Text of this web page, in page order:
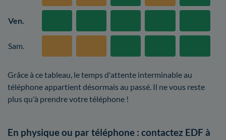
Ven.
Sam.
Grâce à ce tableau, le temps d'attente interminable au
téléphone appartient désormais au passé. Il ne vous reste
plus qu'à prendre votre téléphone !
En physique ou par téléphone : contactez EDF à